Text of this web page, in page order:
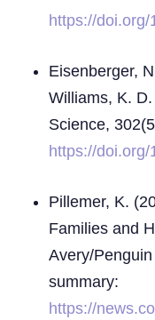
https://doi.org/
Eisenberger,
Williams, K.
Science,
https://
Pillemer, K.
Families and
Avery/
summary:
https://